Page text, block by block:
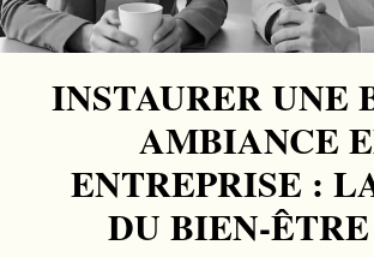
INSTAURER UNE
AMBIANCE
ENTREPRISE :
DU BIEN-